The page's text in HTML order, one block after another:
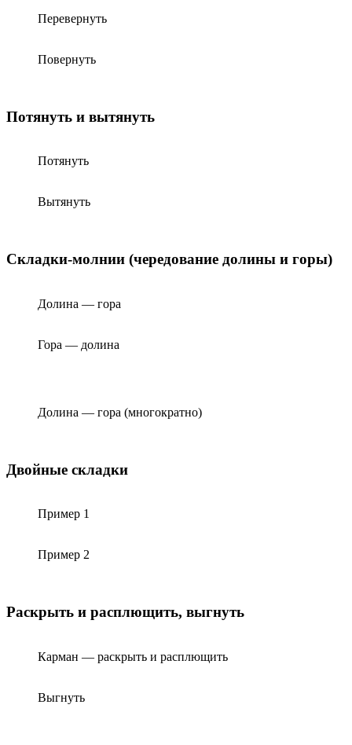
Перевернуть
Повернуть
Потянуть и вытянуть
Потянуть
Вытянуть
Складки-молнии (чередование долины и горы)
Долина — гора
Гора — долина
Долина — гора (многократно)
Двойные складки
Пример 1
Пример 2
Раскрыть и расплющить, выгнуть
Карман — раскрыть и расплющить
Выгнуть